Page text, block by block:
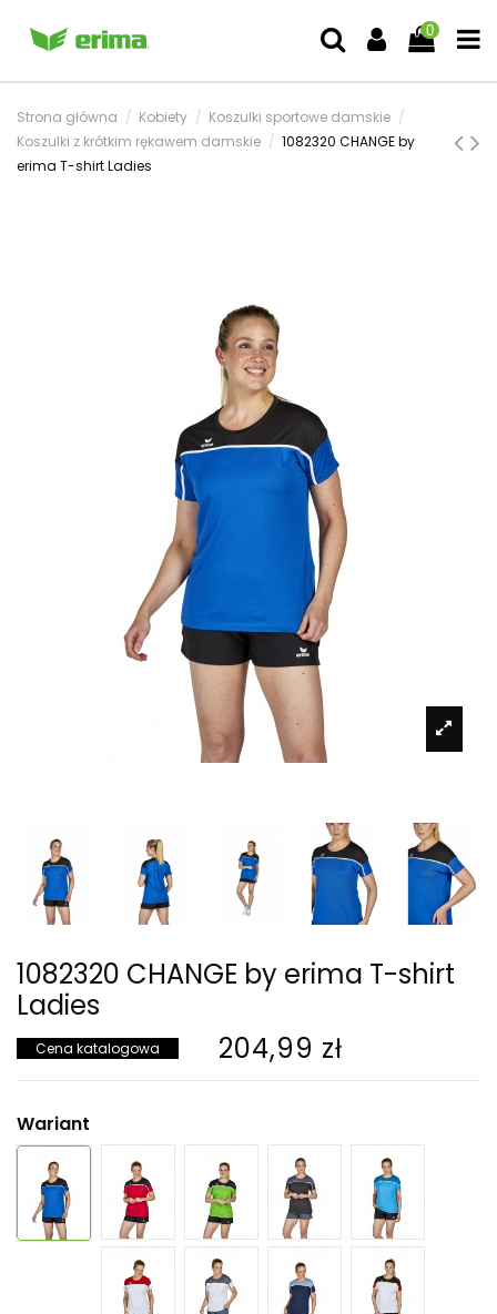
0
Strona główna Kobiety
Koszulki sportowe damskie
Koszulki z krótkim rękawem damskie
1082320 CHANGE by
erima T-shirt Ladies
1082320 CHANGE by erima T-shirt
Ladies
Cena katalogowa 204,99 zł
Wariant